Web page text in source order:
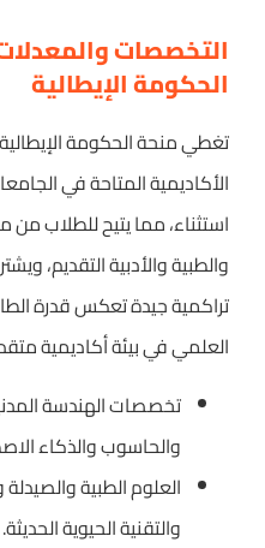
التخصصات
الحكومة الإيطالية
الأكاديمية المتاحة في
استثناء، مما يتيح للطلاب
والطبية والأدبية التقديم،
تراكمية جيدة تعكس قدرة
العلمي في بيئة أكاديمية
تخصصات الهندسة
والحاسوب والذكاء
العلوم الطبية
والتقنية الحيوية الحديثة.